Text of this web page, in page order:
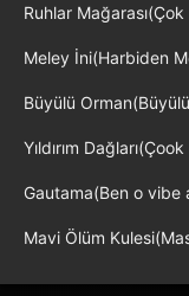
Ruhlar
Meley İni(Harbiden
Büyülü
Yıldırım
Gautama(Ben o vibe
Mavi Ölüm